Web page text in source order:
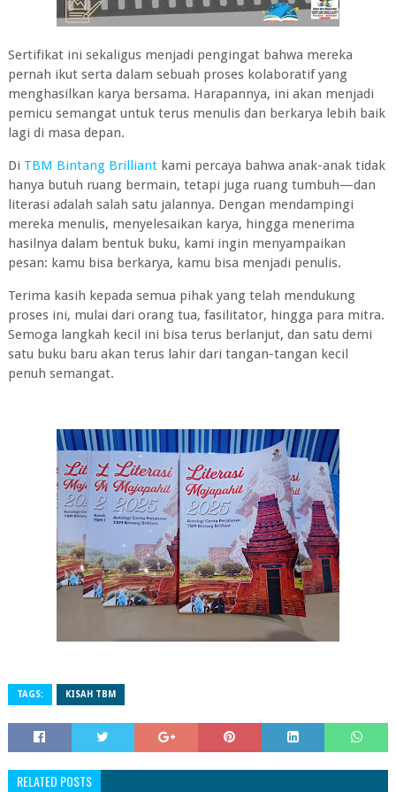
Sertifikat ini sekaligus menjadi pengingat bahwa mereka
pernah ikut serta dalam sebuah proses kolaboratif yang
menghasilkan karya bersama. Harapannya, ini akan menjadi
pemicu semangat untuk terus menulis dan berkarya lebih baik
lagi di masa depan.
Di TBM Bintang Brilliantkami percaya bahwa anak-anak tidak
hanya butuh ruang bermain, tetapi juga ruang tumbuh—dan
literasi adalah salah satu jalannya. Dengan mendampingi
mereka menulis, menyelesaikan karya, hingga menerima
hasilnya dalam bentuk buku, kami ingin menyampaikan
pesan: kamu bisa berkarya, kamu bisa menjadi penulis.
Terima kasih kepada semua pihak yang telah mendukung
proses ini, mulai dari orang tua, fasilitator, hingga para mitra.
Semoga langkah kecil ini bisa terus berlanjut, dan satu demi
satu buku baru akan terus lahir dari tangan-tangan kecil
penuh semangat.
TAGS: KISAH TBM
RELATED POSTS